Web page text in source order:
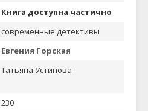
Книга доступна частично
современные детективы
Евгения Горская
Татьяна Устинова
230